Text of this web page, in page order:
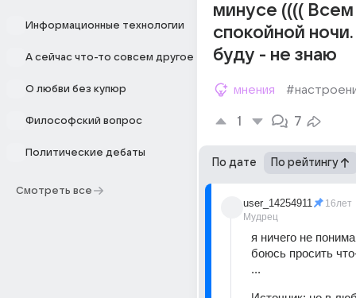
Информационные технологии
А сейчас что-то совсем другое
О любви без купюр
Философский вопрос
Политические дебаты
Смотреть все
минусе (((( Всем
спокойной
буду - не знаю
мнения
1 7
По дате По рейтингу
user_14254911
Мудрец
16лет
я ничего не
боюсь просить
...